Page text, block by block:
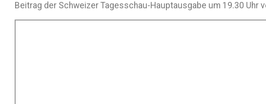
Beitrag der Schweizer Tagesschau-Hauptausgabe um 19.30 Uhr